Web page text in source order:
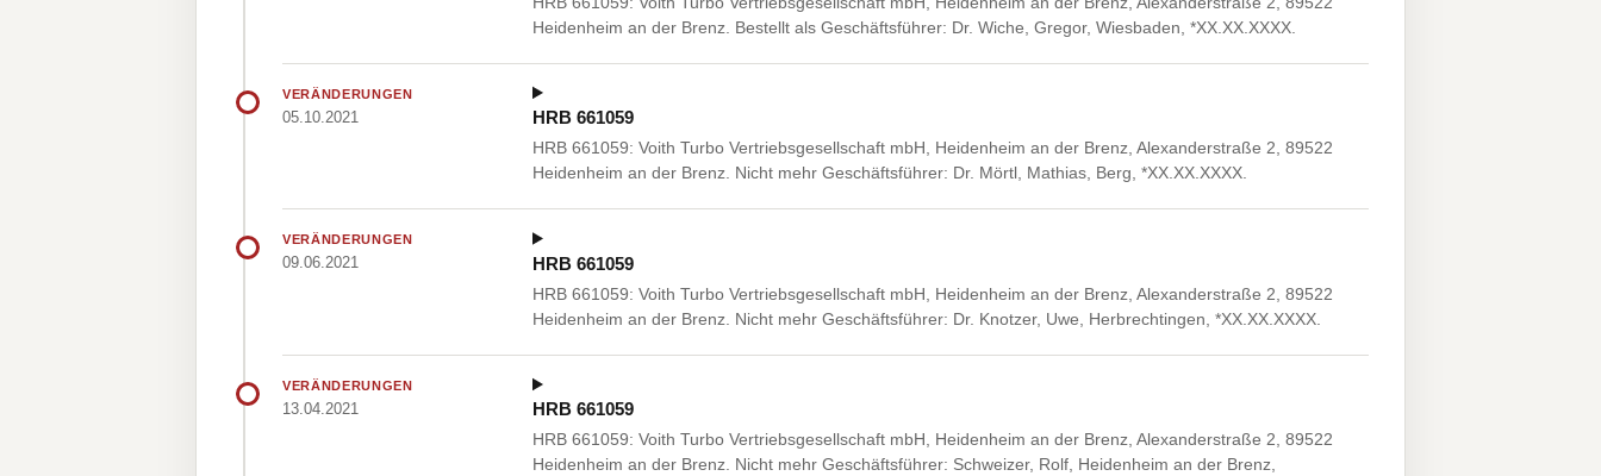
Heidenheim an der Brenz. Bestellt als Geschäftsführer: Dr. Wiche, Gregor, Wiesbaden, *XX.XX.XXXX.
VERÄNDERUNGEN
05.10.2021 HRB 661059
HRB 661059: Voith Turbo Vertriebsgesellschaft mbH, Heidenheim an der Brenz, Alexanderstraße 2, 89522
Heidenheim an der Brenz. Nicht mehr Geschäftsführer: Dr. Mörtl, Mathias, Berg, *XX.XX.XXXX.
VERÄNDERUNGEN
09.06.2021 HRB 661059
HRB 661059: Voith Turbo Vertriebsgesellschaft mbH, Heidenheim an der Brenz, Alexanderstraße 2, 89522
Heidenheim an der Brenz. Nicht mehr Geschäftsführer: Dr. Knotzer, Uwe, Herbrechtingen, *XX.XX.XXXX.
VERÄNDERUNGEN
13.04.2021 HRB 661059
HRB 661059: Voith Turbo Vertriebsgesellschaft mbH, Heidenheim an der Brenz, Alexanderstraße 2, 89522
Heidenheim an der Brenz. Nicht mehr Geschäftsführer: Schweizer, Rolf, Heidenheim an der Brenz,